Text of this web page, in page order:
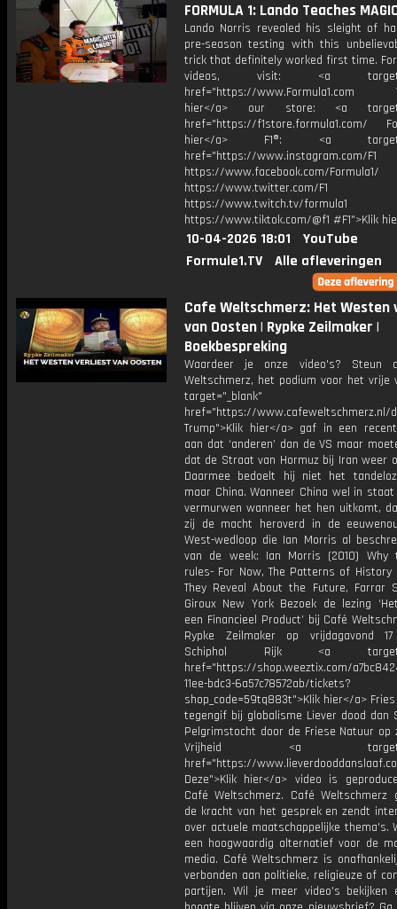
FORMULA 1: Lando Teaches
Lando Norris revealed his sleight of
pre-season testing with this
trick that definitely worked first time. For
videos, visit: <a
href="https://www.Formula1.com
hier</a> our store: <a
href="https://f1store.formula1.com/
hier</a> F1®: <a
href="https://www.instagram.com/F1
https://www.facebook.com/Formula1/
https://www.twitter.com/F1
https://www.twitch.tv/formula1
https://www.tiktok.com/@f1 #F1">Klik
10-04-2026 18:01
YouTube
Formule1.TV
Alle afleveringen
Cafe Weltschmerz: Het Westen
van Oosten | Rypke Zeilmaker |
Boekbespreking
Waardeer je onze video's? Steun
Weltschmerz, het podium voor het vrije
target="_blank"
href="https://www.cafeweltschmerz.nl/
Trump">Klik hier</a> gaf in een
aan dat ‘anderen’ dan de VS maar
dat de Straat van Hormuz bij Iran weer
Daarmee bedoelt hij niet het
maar China. Wanneer China wel in
vermurwen wanneer het hen uitkomt,
zij de macht heroverd in de
West-wedloop die Ian Morris al
van de week: Ian Morris (2010) Why
rules- For Now, The Patterns of History
They Reveal About the Future, Farrar
Giroux New York Bezoek de lezing
een Financieel Product’ bij Café
Rypke Zeilmaker op vrijdagavond
Schiphol Rijk <a
href="https://shop.weeztix.com/
11ee-bdc3-6a57c78572ab/tickets?
shop_code=59tq883t">Klik hier</a>
tegengif bij globalisme Liever dood dan
Pelgrimstocht door de Friese Natuur op
Vrijheid <a
href="https://
Deze">Klik hier</a> video is
Café Weltschmerz. Café Weltschmerz
de kracht van het gesprek en zendt
over actuele maatschappelijke thema's.
een hoogwaardig alternatief voor de
media. Café Weltschmerz is
verbonden aan politieke, religieuze of
partijen. Wil je meer video's bekijken